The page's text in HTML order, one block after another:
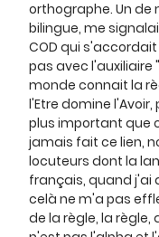
orthographe. Un
bilingue, me
COD qui
pas avec l'auxiliaire
monde connait la
l'Etre domine l'Avoir,
plus important que
jamais fait ce lien,
locuteurs dont la
français, quand j'ai
celà ne m'a pas
de la règle, la